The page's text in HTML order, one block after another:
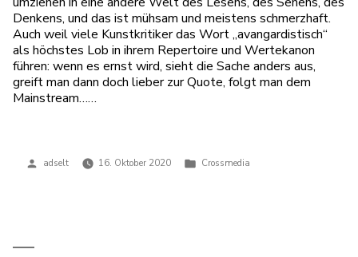
Denkens, und das ist mühsam und meistens schmerzhaft.
Auch weil viele Kunstkritiker das Wort „avangardistisch“
als höchstes Lob in ihrem Repertoire und Wertekanon
führen: wenn es ernst wird, sieht die Sache anders aus,
greift man dann doch lieber zur Quote, folgt man dem
Mainstream……
Veröffentlicht
adselt 16. Oktober 2020
Veröffentlicht
Crossmedia